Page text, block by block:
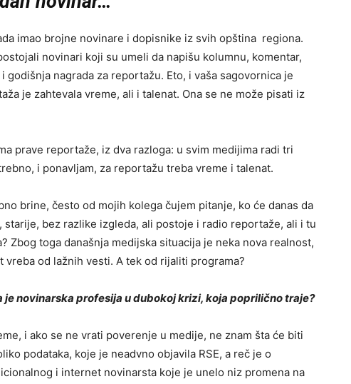
imao brojne novinare i dopisnike iz svih opština regiona.
novinari koji su umeli da napišu kolumnu, komentar,
nagrada za reportažu. Eto, i vaša sagovornica je
je zahtevala vreme, ali i talenat. Ona se ne može pisati iz
prave reportaže, iz dva razloga: u svim medijima radi tri
i ponavljam, za reportažu treba vreme i talenat.
brine, često od mojih kolega čujem pitanje, ko će danas da
starije, bez razlike izgleda, ali postoje i radio reportaže, ali i tu
Zbog toga današnja medijska situacija je neka nova realnost,
vreba od lažnih vesti. A tek od rijaliti programa?
je novinarska profesija u dubokoj krizi, koja poprilično traje?
i ako se ne vrati poverenje u medije, ne znam šta će biti
podataka, koje je neadvno objavila RSE, a reč je o
i internet novinarsta koje je unelo niz promena na